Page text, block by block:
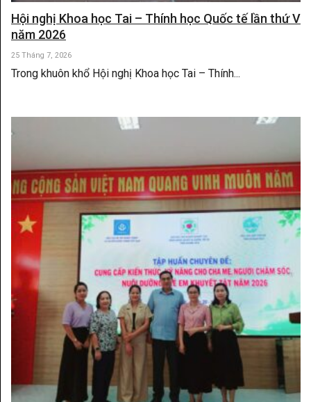
Hội nghị Khoa học Tai – Thính học Quốc tế lần thứ V
năm 2026
25 Tháng 7, 2026
Trong khuôn khổ Hội nghị Khoa học Tai – Thính...